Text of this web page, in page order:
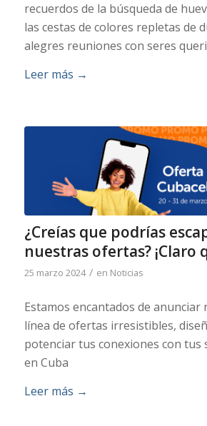
recuerdos de la búsqueda de
las cestas de colores repletas de
alegres reuniones con seres
Leer más →
¿Creías que podrías
nuestras ofertas? ¡Claro
25 marzo 2024 / en Noticias
Estamos encantados de
línea de ofertas irresistibles,
potenciar tus conexiones con tus
en Cuba
Leer más →